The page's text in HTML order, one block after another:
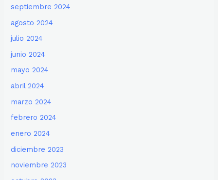
septiembre 2024
agosto 2024
julio 2024
junio 2024
mayo 2024
abril 2024
marzo 2024
febrero 2024
enero 2024
diciembre 2023
noviembre 2023